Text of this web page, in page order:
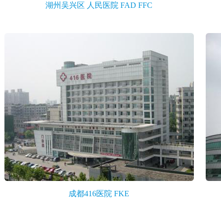
湖州吴兴区 人民医院 FAD FFC
成都416医院 FKE